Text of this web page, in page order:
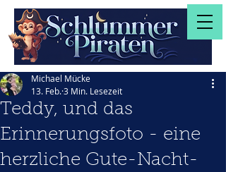
Teddy, und das
Erinnerungsfoto - eine
herzliche Gute-Nacht-
Michael Mücke
13. Feb.3 Min. Lesezeit